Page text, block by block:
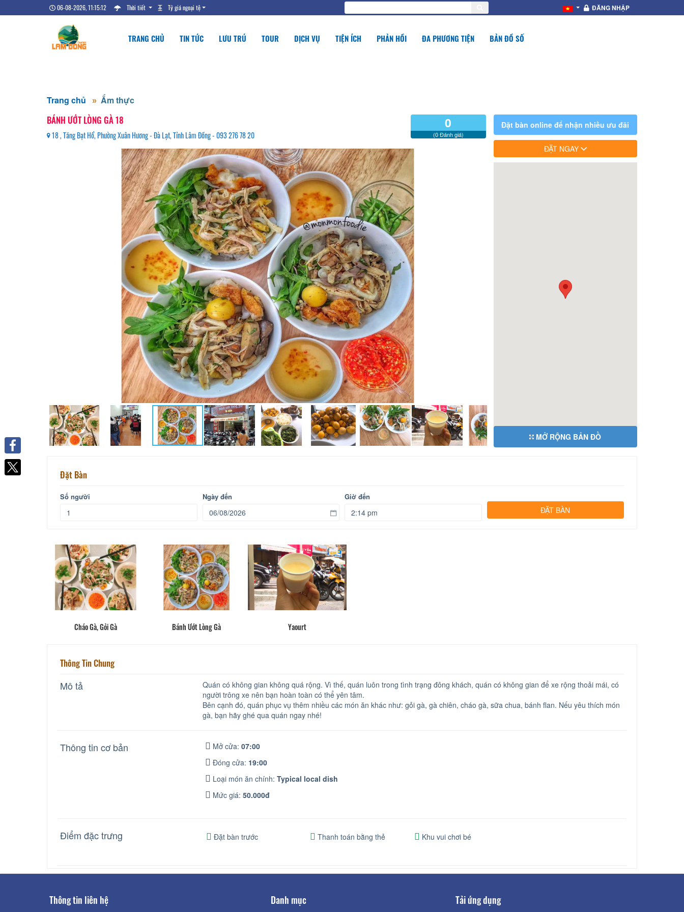
06-08-2026, 11:15:13 Thời tiết Tỷ giá ngoại tệ ĐĂNG NHẬP
TRANG CHỦ TIN TỨC LƯU TRÚ TOUR DỊCH VỤ TIỆN ÍCH PHẢN HỒI ĐA PHƯƠNG TIỆN BẢN ĐỒ SỐ
Trang chủ Ẩm thực
BÁNH ƯỚT LÒNG GÀ 18
18 , Tăng Bạt Hổ, Phường Xuân Hương - Đà Lạt, Tỉnh Lâm Đồng - 093 276 78 20
0
(0 Đánh giá)
Đặt bàn online để nhận nhiều ưu đãi
ĐẶT NGAY
MỞ RỘNG BẢN ĐỒ
Đặt Bàn
Số người Ngày đến Giờ đến
Cháo Gà, Gỏi Gà Bánh Ướt Lòng Gà Yaourt
Thông Tin Chung
Mô tả
Quán có không gian không quá rộng. Vì thế, quán luôn trong tình trạng đông khách, quán có không gian để xe rộng thoải mái, có
người trông xe nên bạn hoàn toàn có thể yên tâm.
Bên cạnh đó, quán phục vụ thêm nhiều các món ăn khác như: gỏi gà, gà chiên, cháo gà, sữa chua, bánh flan. Nếu yêu thích món
gà, bạn hãy ghé qua quán ngay nhé!
Thông tin cơ bản Mở cửa: 07:00
Đóng cửa: 19:00
Loại món ăn chính: Typical local dish
Mức giá: 50.000đ
Điểm đặc trưng Đặt bàn trước Thanh toán bằng thẻ Khu vui chơi bé
Thông tin liên hệ Danh mục Tải ứng dụng
Facebook